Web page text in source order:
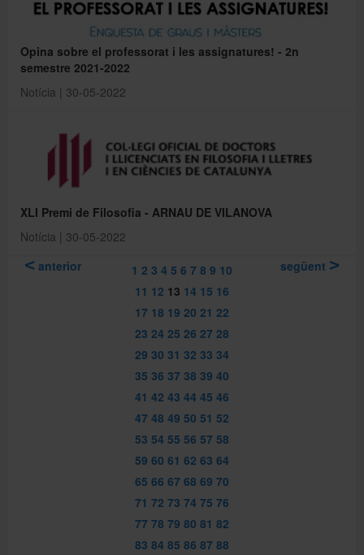
Opina sobre el professorat i les assignatures! - 2n
semestre 2021-2022
Notícia | 30-05-2022
XLI Premi de Filosofia - ARNAU DE VILANOVA
Notícia | 30-05-2022
anterior
1 2 3 4 5 6 7 8 9 10
11 12 13 14 15 16
17 18 19 20 21 22
23 24 25 26 27 28
29 30 31 32 33 34
35 36 37 38 39 40
41 42 43 44 45 46
47 48 49 50 51 52
53 54 55 56 57 58
59 60 61 62 63 64
65 66 67 68 69 70
71 72 73 74 75 76
77 78 79 80 81 82
83 84 85 86 87 88
següent